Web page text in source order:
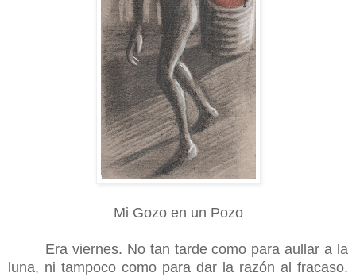
Mi Gozo en un Pozo
Era viernes. No tan tarde como para aullar a la
luna, ni tampoco como para dar la razón al fracaso.